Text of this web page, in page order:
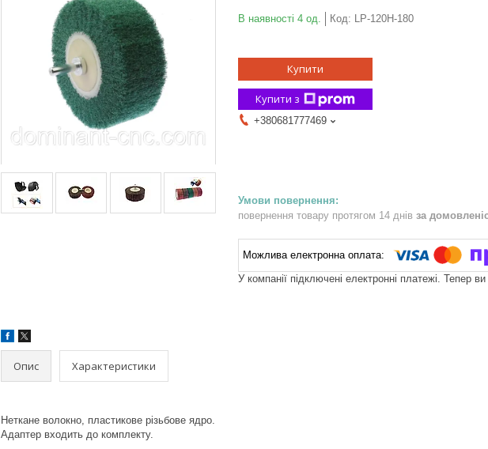
В наявності 4 од. Код: LP-120H-180
Купити
Купити з
+380681777469
повернення товару протягом 14 днів за
У компанії підключені електронні платежі. Тепер
Опис Характеристики
Неткане волокно, пластикове різьбове ядро.
Адаптер входить до комплекту.